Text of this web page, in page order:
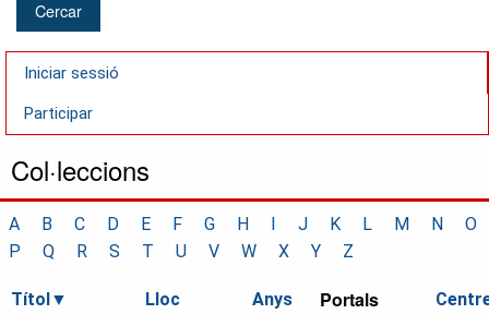
Iniciar sessió
Participar
Col·leccions
A B C D E F G H I J K L M N
O
P
Q R S T U V W X Y Z
Títol Lloc Anys Portals